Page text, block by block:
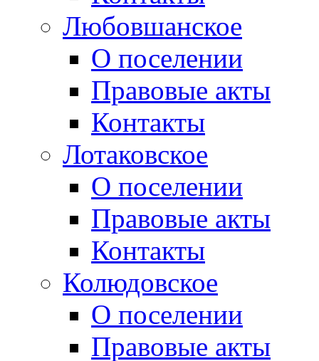
Любовшанское
О поселении
Правовые акты
Контакты
Лотаковское
О поселении
Правовые акты
Контакты
Колюдовское
О поселении
Правовые акты